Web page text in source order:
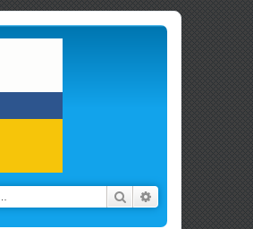
Zoek Uitgebreid zoeken